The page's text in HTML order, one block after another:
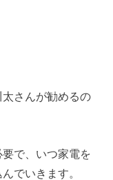
さんが勧めるの
で、いつ家電を
でいきます。